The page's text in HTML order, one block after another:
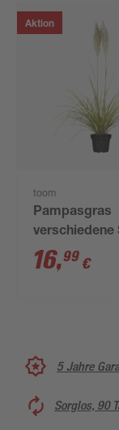
Aktion
toom
Pampasgras
verschiedene
19 cm Topf
16,99 €
5 Jahre
Sorglos, 90